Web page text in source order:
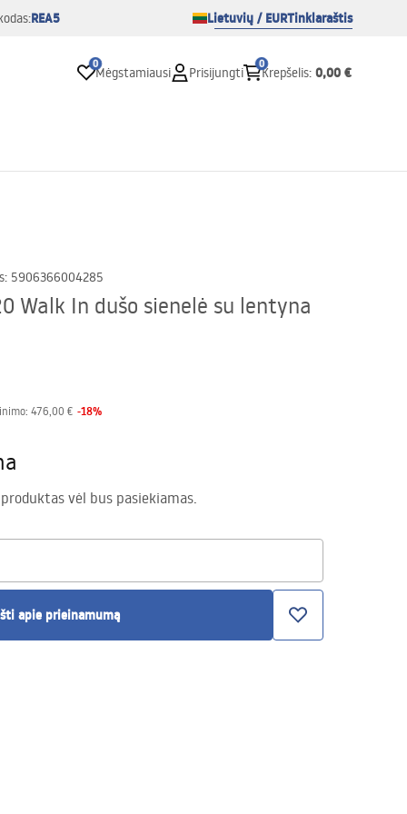
REA5 Lietuvių / EURTinklaraštis
0
Mėgstamiausi Prisijungti
0
Krepšelis: 0,00 €
: 5906366004285
Walk In dušo sienelė su lentyna
476,00 € -18%
vėl bus pasiekiamas.
apie prieinamumą